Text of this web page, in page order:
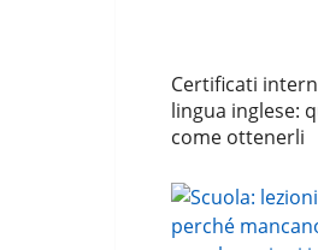
Certificati
lingua inglese:
come ottenerli